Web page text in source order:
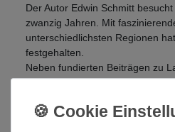
Der Autor Edwin Schmitt
zwanzig Jahren. Mit
unterschiedlichsten Regionen
festgehalten.
Neben fundierten Beiträgen zu
Religion und Kultur findet der
von den berühmten Klassikern